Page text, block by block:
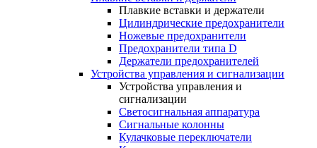
Плавкие вставки и держатели
Цилиндрические предохранители
Ножевые предохранители
Предохранители типа D
Держатели предохранителей
Устройства управления и сигнализации
Устройства управления и
сигнализации
Светосигнальная аппаратура
Сигнальные колонны
Кулачковые переключатели